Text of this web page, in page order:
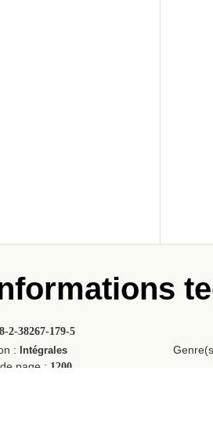
2-38267-179-5
: Intégrales
page : 1200